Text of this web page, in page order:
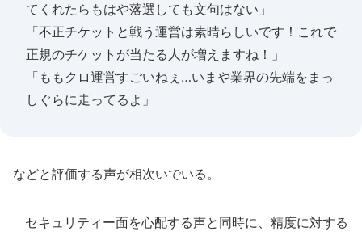
てくれたらもはや落選しても文句はない」
「不正チケットと戦う運営は素晴らしいです！これで
正規のチケットが当たる人が増えますね！」
「ももクロ運営すごいねぇ…いまや業界の先端をまっ
しぐらに走ってるよ」
などと評価する声が相次いでいる。
セキュリティー面を心配する声と同時に、精度に対する